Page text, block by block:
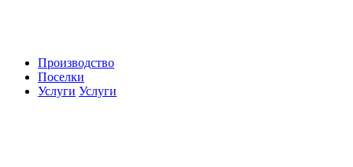
Производство
Поселки
Услуги Услуги